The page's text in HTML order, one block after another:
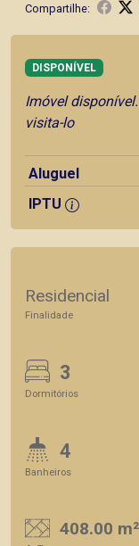
Compartilhe:
DISPONÍVEL
Imóvel
visita-lo
Aluguel
IPTU
Residencial
Finalidade
3
Dormitórios
4
Banheiros
408.00 m²